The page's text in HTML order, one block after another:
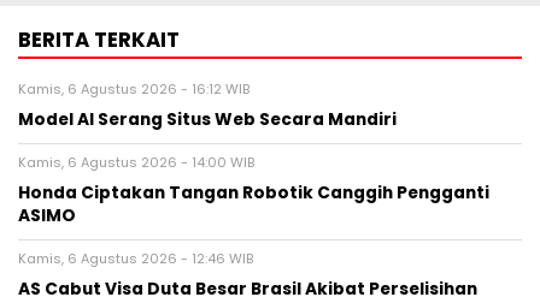
BERITA TERKAIT
Kamis, 6 Agustus 2026 - 16:12 WIB
Model AI Serang Situs Web Secara Mandiri
Kamis, 6 Agustus 2026 - 14:00 WIB
Honda Ciptakan Tangan Robotik Canggih Pengganti
ASIMO
Kamis, 6 Agustus 2026 - 12:46 WIB
AS Cabut Visa Duta Besar Brasil Akibat Perselisihan